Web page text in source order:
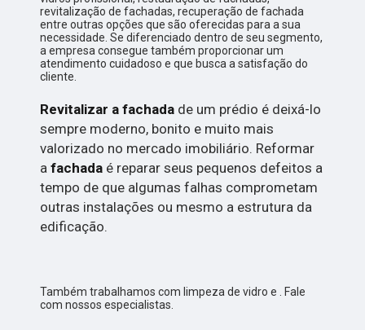
revitalização de fachadas, recuperação de fachada
entre outras opções que são oferecidas para a sua
necessidade. Se diferenciado dentro de seu segmento,
a empresa consegue também proporcionar um
atendimento cuidadoso e que busca a satisfação do
cliente.
Revitalizar a fachada de um prédio é deixá-lo
sempre moderno, bonito e muito mais
valorizado no mercado imobiliário. Reformar
afachada é reparar seus pequenos defeitos a
tempo de que algumas falhas comprometam
outras instalações ou mesmo a estrutura da
edificação.
Também trabalhamos com limpeza de vidro e . Fale
com nossos especialistas.